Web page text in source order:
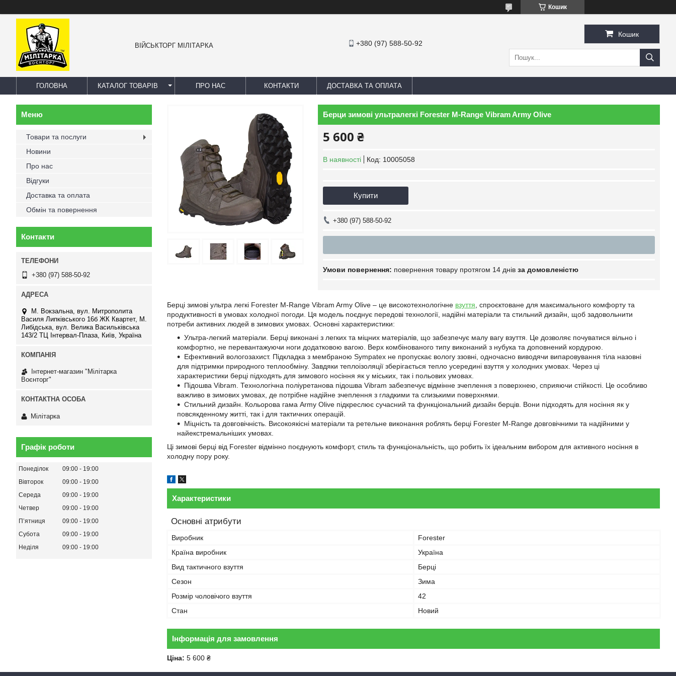
Кошик
ВІЙСЬКТОРГ МІЛІТАРКА +380 (97) 588-50-92
Кошик
ГОЛОВНА КАТАЛОГ ТОВАРІВ ПРО НАС КОНТАКТИ ДОСТАВКА ТА ОПЛАТА
Берци зимові ультралегкі Forester M-Range Vibram Army Olive
5 600 ₴
В наявності Код: 10005058
Купити
+380 (97) 588-50-92
повернення товару протягом 14 днів за домовленістю
Берці зимові ультра легкі Forester M-Range Vibram Army Olive – це високотехнологічне взуття , спроєктоване для максимального комфорту та
продуктивності в умовах холодної погоди. Ця модель поєднує передові технології, надійні матеріали та стильний дизайн, щоб задовольнити
потреби активних людей в зимових умовах. Основні характеристики:
Ультра-легкий матеріали. Берці виконані з легких та міцних матеріалів, що забезпечує малу вагу взуття. Це дозволяє почуватися вільно і
комфортно, не перевантажуючи ноги додатковою вагою. Верх комбінованого типу виконаний з нубука та доповнений кордурою.
Ефективний вологозахист. Підкладка з мембраною Sympatex не пропускає вологу ззовні, одночасно виводячи випаровування тіла назовні
для підтримки природного теплообміну. Завдяки теплоізоляції зберігається тепло усередині взуття у холодних умовах. Через ці
характеристики берці підходять для зимового носіння як у міських, так і польових умовах.
Підошва Vibram. Технологічна поліуретанова підошва Vibram забезпечує відмінне зчеплення з поверхнею, сприяючи стійкості. Це особливо
важливо в зимових умовах, де потрібне надійне зчеплення з гладкими та слизькими поверхнями.
Стильний дизайн. Кольорова гама Army Olive підкреслює сучасний та функціональний дизайн берців. Вони підходять для носіння як у
повсякденному житті, так і для тактичних операцій.
Міцність та довговічність. Високоякісні матеріали та ретельне виконання роблять берці Forester M-Range довговічними та надійними у
найекстремальніших умовах.
Ці зимові берці від Forester відмінно поєднують комфорт, стиль та функціональність, що робить їх ідеальним вибором для активного носіння в
холодну пору року.
Характеристики
Основні атрибути
Виробник
Forester
Країна виробник
Україна
Вид тактичного взуття
Берці
Сезон
Зима
Розмір чоловічого взуття
42
Стан
Новий
Інформація для замовлення
Ціна: 5 600 ₴
Товари та послуги
Новини
Про нас
Відгуки
Доставка та оплата
Обмін та повернення
Контакти
+380 (97) 588-50-92
М. Вокзальна, вул. Митрополита
Василя Липківського 16б ЖК Квартет, М.
Либідська, вул. Велика Васильківська
143/2 ТЦ Інтервал-Плаза, Київ, Україна
Інтернет-магазин "Мілітарка
Воєнторг"
Мілітарка
Графік роботи
Понеділок 09:00
19:00
Вівторок
09:00
19:00
Середа
09:00
19:00
Четвер
09:00
19:00
Пʼятниця
09:00
19:00
Субота
09:00
19:00
Неділя
09:00 19:00